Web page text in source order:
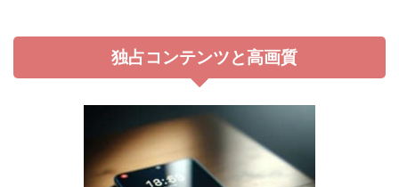
独占コンテンツと高画質